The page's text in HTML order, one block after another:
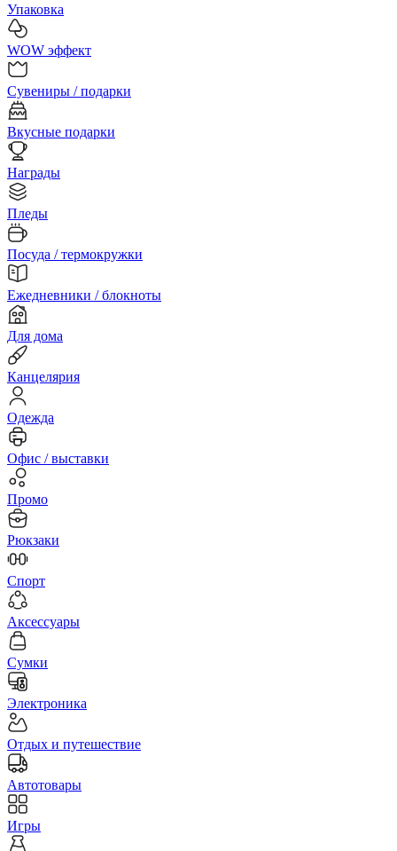
Упаковка
WOW эффект
Сувениры / подарки
Вкусные подарки
Награды
Пледы
Посуда / термокружки
Ежедневники / блокноты
Для дома
Канцелярия
Одежда
Офис / выставки
Промо
Рюкзаки
Спорт
Аксессуары
Сумки
Электроника
Отдых и путешествие
Автотовары
Игры